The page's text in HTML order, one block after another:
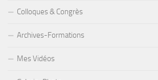
Colloques & Congrès
Archives-Formations
Mes Vidéos